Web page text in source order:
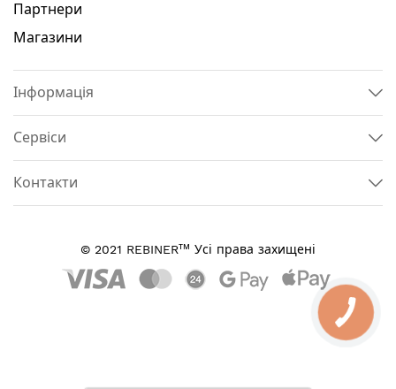
Партнери
Магазини
Інформація
Сервіси
Контакти
© 2021 REBINERтм Усі права захищені